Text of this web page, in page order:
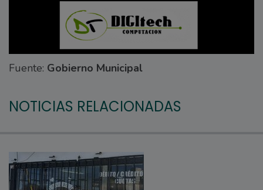
Fuente: Gobierno Municipal
NOTICIAS RELACIONADAS